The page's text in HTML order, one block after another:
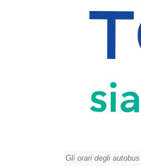
Gli orari degli